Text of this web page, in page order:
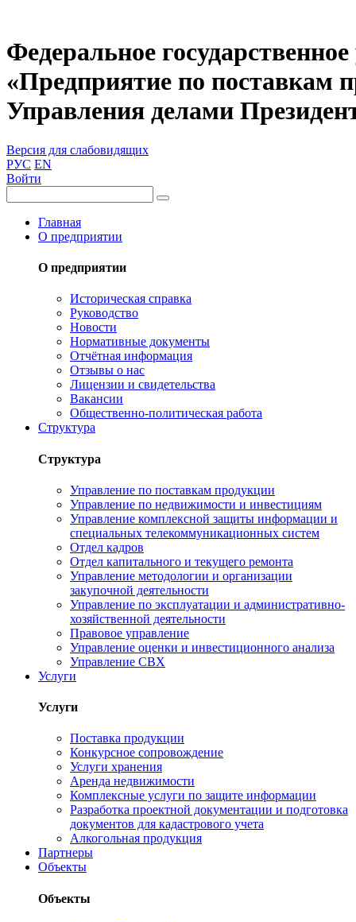
Федеральное
«Предприятие по поставкам
Управления делами
Версия для слабовидящих
РУС EN
Войти
Главная
О предприятии
О предприятии
Историческая справка
Руководство
Новости
Нормативные документы
Отчётная информация
Отзывы о нас
Лицензии и свидетельства
Вакансии
Общественно-политическая работа
Структура
Структура
Управление по поставкам продукции
Управление по недвижимости и инвестициям
Управление комплексной защиты информации и
специальных телекоммуникационных систем
Отдел кадров
Отдел капитального и текущего ремонта
Управление методологии и организации
закупочной деятельности
Управление по эксплуатации и административно-
хозяйственной деятельности
Правовое управление
Управление оценки и инвестиционного анализа
Управление СВХ
Услуги
Услуги
Поставка продукции
Конкурсное сопровождение
Услуги хранения
Аренда недвижимости
Комплексные услуги по защите информации
Разработка проектной документации и подготовка
документов для кадастрового учета
Алкогольная продукция
Партнеры
Объекты
Объекты